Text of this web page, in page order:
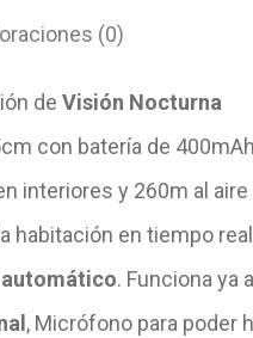
(0)
de Visión Nocturna
con batería de 400mAh
interiores y 260m al aire
habitación en tiempo real
. Funciona ya
, Micrófono para poder